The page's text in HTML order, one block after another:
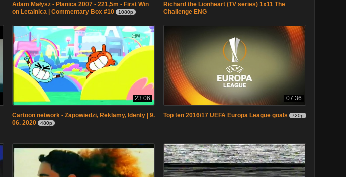
Adam Małysz - Planica 2007 - 221,5m - First Win
on Letalnica | Commentary Box #10
1080p
Richard the Lionheart (TV series) 1x11 The
Challenge ENG
23:06
Cartoon network - Zapowiedzi, Reklamy, Identy | 9.
06. 2020
480p
07:36
Top ten 2016/17 UEFA Europa League goals 720p